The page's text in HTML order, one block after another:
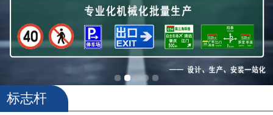
标志杆